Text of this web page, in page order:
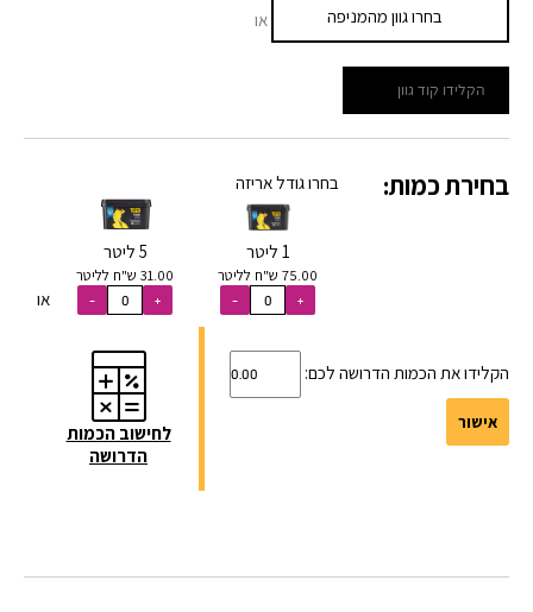
בחרו גוון מהמניפה או
בחירת כמות: בחרו גודל אריזה
1 ליטר
75.00 ש"ח לליטר
5 ליטר
31.00 ש"ח לליטר
או
הקלידו את הכמות הדרושה לכם:
אישור
לחישוב הכמות
הדרושה